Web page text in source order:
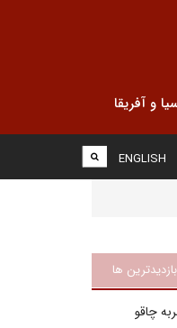
و آفریقا
ENGLISH
ها
چاقو